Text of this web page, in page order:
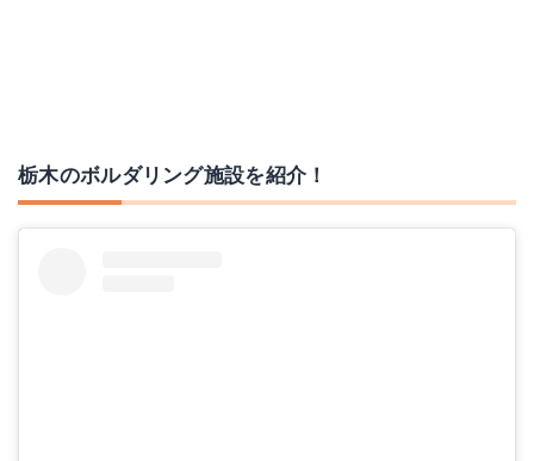
栃木のボルダリング施設を紹介！